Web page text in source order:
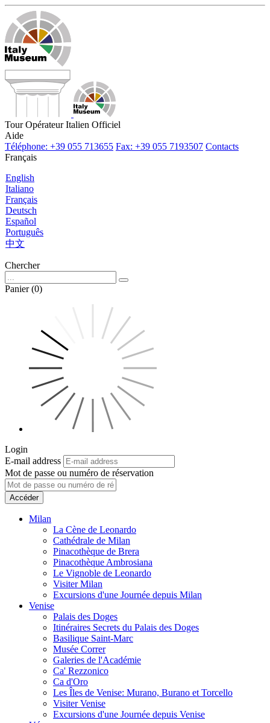
Tour Opérateur Italien Officiel
Aide
Téléphone: +39 055 713655 Fax: +39 055 7193507 Contacts
Français
English
Italiano
Français
Deutsch
Español
Português
中文
Chercher
Panier (0)
Login
E-mail address
Mot de passe ou numéro de réservation
Accéder
Milan
La Cène de Leonardo
Cathédrale de Milan
Pinacothèque de Brera
Pinacothèque Ambrosiana
Le Vignoble de Leonardo
Visiter Milan
Excursions d'une Journée depuis Milan
Venise
Palais des Doges
Itinéraires Secrets du Palais des Doges
Basilique Saint-Marc
Musée Correr
Galeries de l'Académie
Ca' Rezzonico
Ca d'Oro
Les Îles de Venise: Murano, Burano et Torcello
Visiter Venise
Excursions d'une Journée depuis Venise